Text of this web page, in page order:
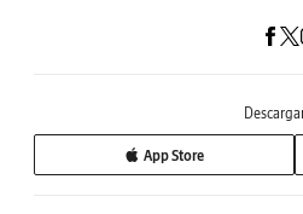
App Store